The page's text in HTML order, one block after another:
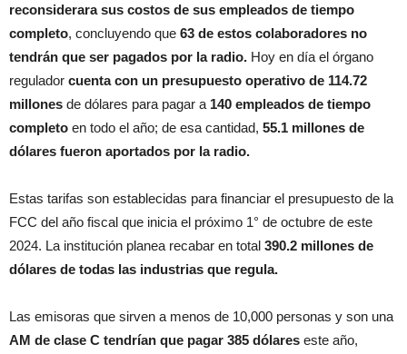
reconsiderara sus costos de sus empleados de tiempo
completo, concluyendo que 63 de estos colaboradores no
tendrán que ser pagados por la radio. Hoy en día el órgano
regulador cuenta con un presupuesto operativo de 114.72
millones de dólares para pagar a 140 empleados de tiempo
completo en todo el año; de esa cantidad, 55.1 millones de
dólares fueron aportados por la radio.
Estas tarifas son establecidas para financiar el presupuesto de la
FCC del año fiscal que inicia el próximo 1° de octubre de este
2024. La institución planea recabar en total 390.2 millones de
dólares de todas las industrias que regula.
Las emisoras que sirven a menos de 10,000 personas y son una
AM de clase C tendrían que pagar 385 dólares este año,